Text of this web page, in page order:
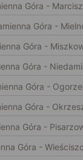
Góra -
Góra -
Góra -
Góra -
Góra -
Góra -
Góra -
Góra -